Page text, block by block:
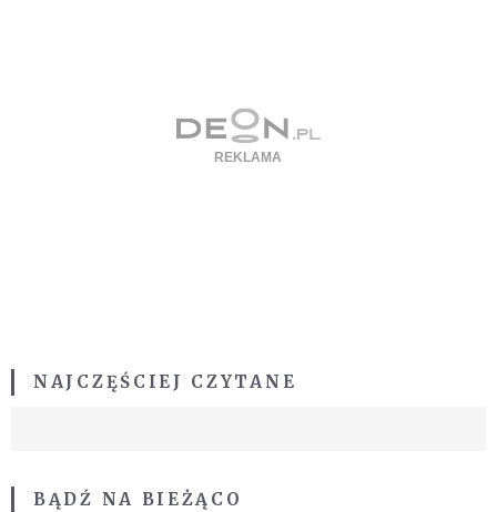
NAJCZĘŚCIEJ CZYTANE
BĄDŹ NA BIEŻĄCO